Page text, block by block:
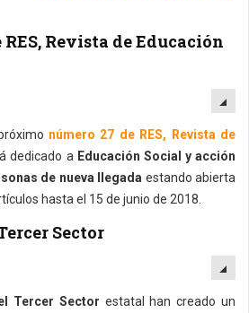
Revista de Educación
número 27 de RES, Revista de
dedicado a Educación Social y acción
de nueva llegada estando abierta
hasta el 15 de junio de 2018.
Sector
Tercer Sector estatal han creado un